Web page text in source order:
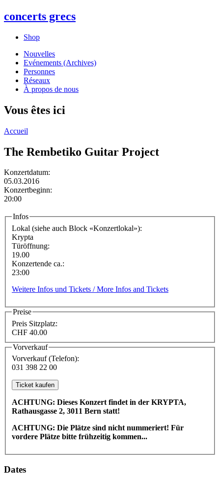
concerts grecs
Shop
Nouvelles
Evénements (Archives)
Personnes
Réseaux
À propos de nous
Vous êtes ici
Accueil
The Rembetiko Guitar Project
Konzertdatum:
05.03.2016
Konzertbeginn:
20:00
Infos
Lokal (siehe auch Block «Konzertlokal»):
Krypta
Türöffnung:
19.00
Konzertende ca.:
23:00
Weitere Infos und Tickets / More Infos and Tickets
Preise
Preis Sitzplatz:
CHF 40.00
Vorverkauf
Vorverkauf (Telefon):
031 398 22 00
ACHTUNG: Dieses Konzert findet in der KRYPTA,
Rathausgasse 2, 3011 Bern statt!
ACHTUNG: Die Plätze sind nicht nummeriert! Für
vordere Plätze bitte frühzeitig kommen...
Dates